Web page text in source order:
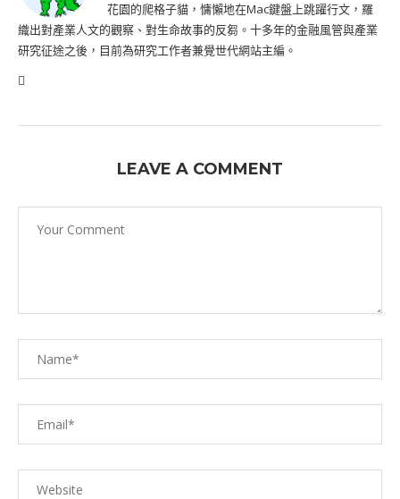
花園的爬格子貓，慵懶地在Mac鍵盤上跳躍行文，羅
織出對產業人文的觀察、對生命故事的反芻。十多年的金融風管與產業
研究征途之後，目前為研究工作者兼覺世代網站主編。
LEAVE A COMMENT